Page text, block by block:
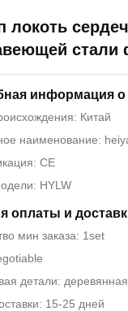
локоть
информация о
Китай
наименование:
CE
HYLW
оплаты и
мин заказа: 1set
детали: деревянная
15-25 дней